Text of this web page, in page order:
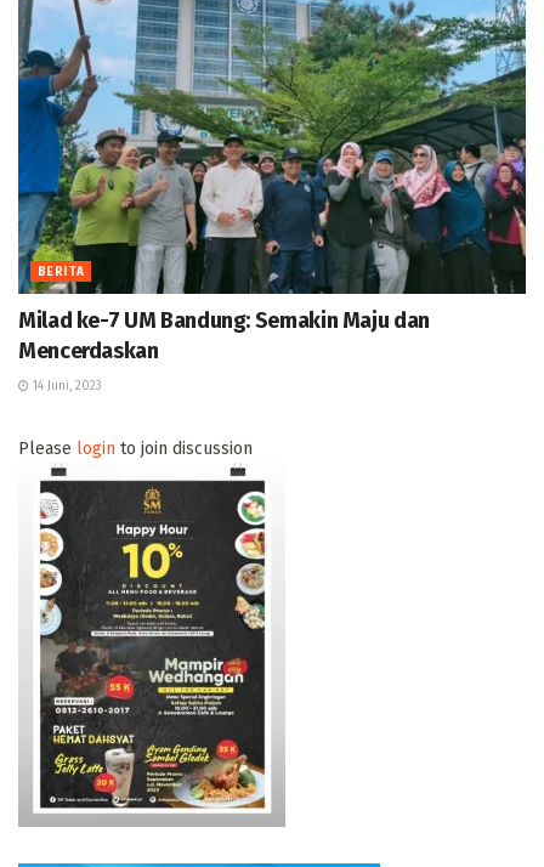
BERITA
Milad ke-7 UM Bandung: Semakin Maju dan
Mencerdaskan
14 Juni, 2023
Please login to join discussion